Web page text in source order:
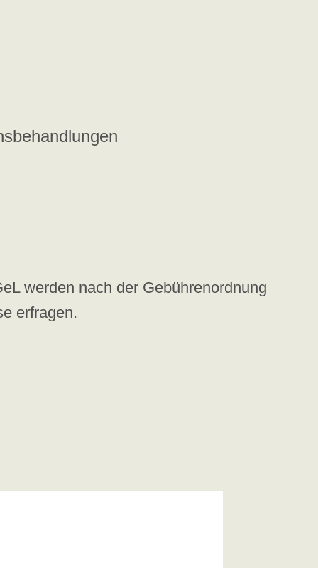
werden nach der Gebührenordnung
erfragen.